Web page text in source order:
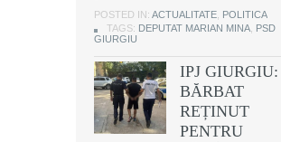
POSTED IN: ACTUALITATE POLITICA
TAGS: DEPUTAT MARIAN MINA PSD
GIURGIU
IPJ GIURGIU:
BĂRBAT
REȚINUT
PENTRU